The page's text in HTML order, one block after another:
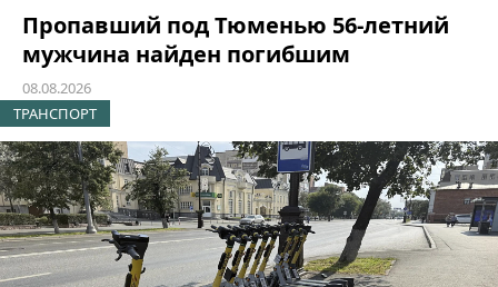
Пропавший под Тюменью 56-летний
мужчина найден погибшим
08.08.2026
ТРАНСПОРТ